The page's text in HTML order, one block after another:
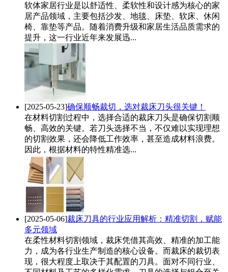
软体家居行业是以舒适性、柔软性和设计感为核心的家
居产品领域，主要包括沙发、地毯、床垫、软床、休闲
椅、靠垫等产品。随着消费升级和家居生活品质需求的
提升，这一行业近年来发展迅...
[2025-05-23]确保顺畅裁切，选对裁床刀头很关键！
在材料切割过程中，选择合适的裁床刀头是确保切割顺
畅、高效的关键。若刀头选择不当，不仅难以实现理想
的切割效果，还会降低工作效率，甚至造成材料浪费。
因此，根据材料的特性精准选...
[2025-05-06]裁床刀具的行业应用解析：精准切割，赋能
多元领域
在柔性材料切割领域，裁床凭借其高效、精准的加工能
力，成为各行业生产制造的核心设备。而裁床的裁切表
现，很大程度上取决于其配置的刀具。面对不同行业、